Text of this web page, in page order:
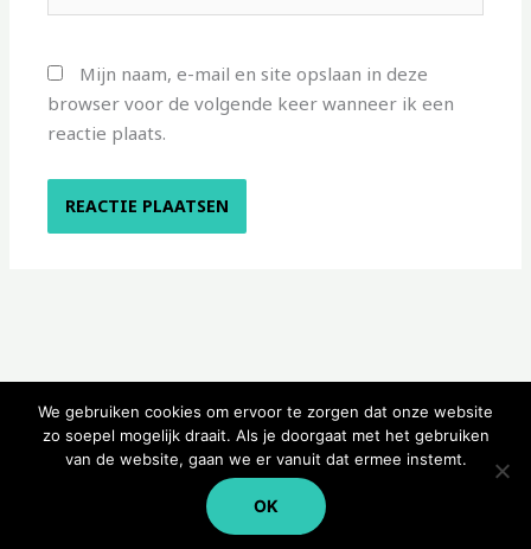
Mijn naam, e-mail en site opslaan in deze
browser voor de volgende keer wanneer ik een
reactie plaats.
Copyright © 2026 Kampeerwinkeltje
We gebruiken cookies om ervoor te zorgen dat onze website
zo soepel mogelijk draait. Als je doorgaat met het gebruiken
van de website, gaan we er vanuit dat ermee instemt.
OK